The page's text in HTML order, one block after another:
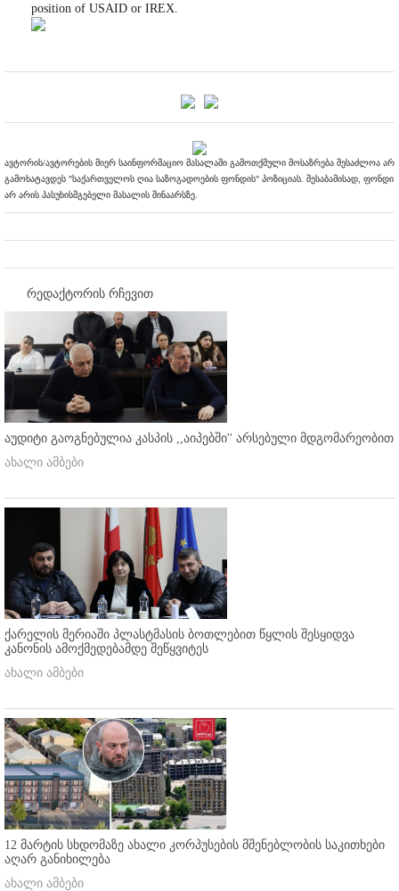
position of USAID or IREX.
ავტორის/ავტორების მიერ საინფორმაციო მასალაში გამოთქმული მოსაზრება შესაძლოა არ
გამოხატავდეს "საქართველოს ღია საზოგადოების ფონდის" პოზიციას. შესაბამისად, ფონდი
არ არის პასუხისმგებელი მასალის შინაარსზე.
რედაქტორის რჩევით
აუდიტი გაოგნებულია კასპის ,,აიპებში'' არსებული მდგომარეობით
ახალი ამბები
ქარელის მერიაში პლასტმასის ბოთლებით წყლის შესყიდვა
კანონის ამოქმედებამდე შეწყვიტეს
ახალი ამბები
12 მარტის სხდომაზე ახალი კორპუსების მშენებლობის საკითხები
აღარ განიხილება
ახალი ამბები